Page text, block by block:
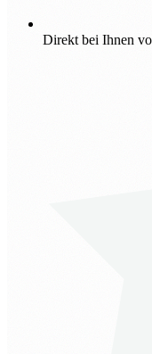
Direkt bei Ihnen